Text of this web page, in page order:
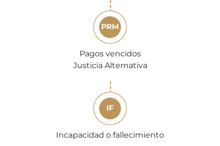
Pagos vencidos
Justicia Alternativa
Incapacidad o fallecimiento